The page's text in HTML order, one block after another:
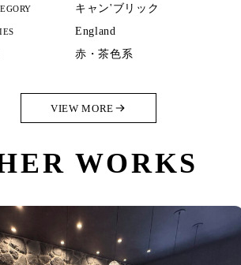
キャン'ブリック
England
赤・茶色系
VIEW MORE
WORKS